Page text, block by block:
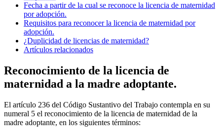
Fecha a partir de la cual se reconoce la licencia de maternidad
por adopción.
Requisitos para reconocer la licencia de maternidad por
adopción.
¿Duplicidad de licencias de maternidad?
Artículos relacionados
Reconocimiento de la licencia de
maternidad a la madre adoptante.
El artículo 236 del Código Sustantivo del Trabajo contempla en su
numeral 5 el reconocimiento de la licencia de maternidad de la
madre adoptante, en los siguientes términos: